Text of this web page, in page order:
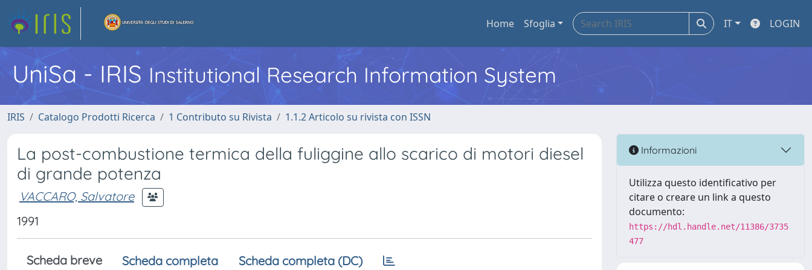
Home Sfoglia IT LOGIN
UniSa - IRIS Institutional Research Information System
IRIS Catalogo Prodotti Ricerca 1 Contributo su Rivista 1.1.2 Articolo su rivista con ISSN
La post-combustione termica della fuliggine allo scarico di motori diesel
di grande potenza
VACCARO, Salvatore
1991
Scheda breve Scheda completa Scheda completa (DC)
Informazioni
Utilizza questo identificativo per
citare o creare un link a questo
documento:
https://hdl.handle.net/11386/3735
477